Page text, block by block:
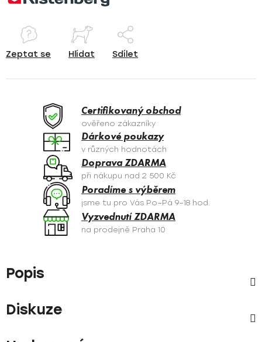
Zeptat se Hlídat Sdílet
Certifikovaný obchod
ověřeno zákazníky
Dárkové poukazy
v různých hodnotách
Doprava ZDARMA
při nákupu nad 2 500 Kč
Poradíme s výběrem
jsme tu pro Vás Po–Pá 9–18 hod.
Vyzvednutí ZDARMA
na prodejně Praha 10
Popis
Diskuze